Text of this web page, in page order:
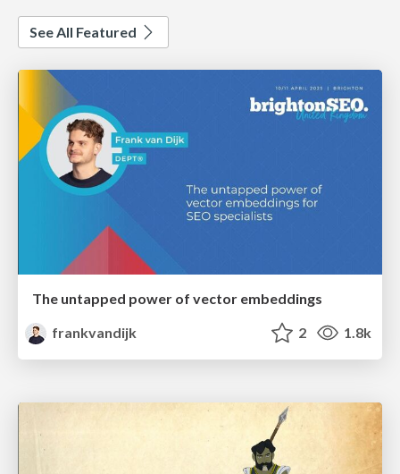
See All Featured
The untapped power of vector embeddings
frankvandijk
2 1.8k